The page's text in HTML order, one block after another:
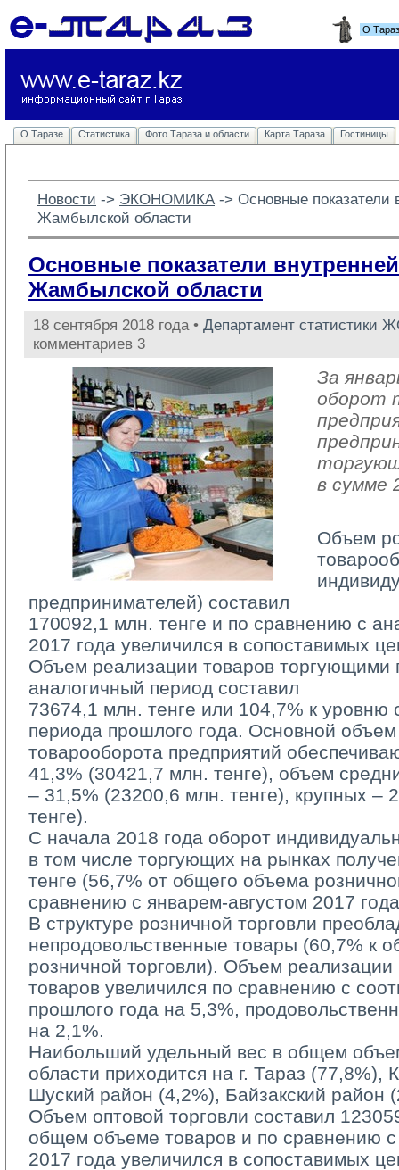
О
О Таразе Статистика Фото Тараза и области Карта Тараза Гостиницы
Новости -> ЭКОНОМИКА -> Основные показатели
Жамбылской области
Основные показатели
Жамбылской области
18 сентября 2018 года • Департамент статистики
комментариев 3
За
оборот
в сумме
Объем
предпринимателей) составил
170092,1 млн. тенге и по сравнению с
2017 года увеличился в сопоставимых
Объем реализации товаров торгующими
аналогичный период составил
73674,1 млн. тенге или 104,7% к уровню
периода прошлого года. Основной объем
товарооборота предприятий
41,3% (30421,7 млн. тенге), объем
– 31,5% (23200,6 млн. тенге), крупных –
тенге).
С начала 2018 года оборот
в том числе торгующих на рынках
тенге (56,7% от общего объема
сравнению с январем-августом 2017
В структуре розничной торговли
непродовольственные товары (60,7% к
розничной торговли). Объем
товаров увеличился по сравнению с
прошлого года на 5,3%,
на 2,1%.
Наибольший удельный вес в общем
области приходится на г. Тараз (77,8%),
Шуский район (4,2%), Байзакский район
Объем оптовой торговли составил
общем объеме товаров и по сравнению
2017 года увеличился в сопоставимых